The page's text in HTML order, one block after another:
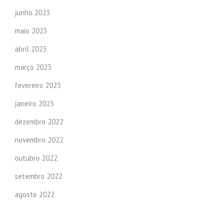
junho 2023
maio 2023
abril 2023
março 2023
fevereiro 2023
janeiro 2023
dezembro 2022
novembro 2022
outubro 2022
setembro 2022
agosto 2022